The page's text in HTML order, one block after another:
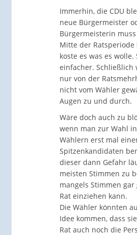
Immerhin, die CDU
neue Bürgermeister
Bürgermeisterin
Mitte der
koste es was es
einfacher. Schließlich
nur von der
nicht vom Wähler
Augen zu und durch.
Wäre doch auch zu
wenn man zur Wahl
Wählern erst mal
Spitzenkandidaten
dieser dann Gefahr
meisten Stimmen zu
mangels Stimmen
Rat einziehen kann.
Die Wähler könnten
Idee kommen, dass
Rat auch noch die